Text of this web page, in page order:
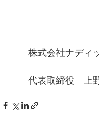
株式会社ナディ
代表取締役　上